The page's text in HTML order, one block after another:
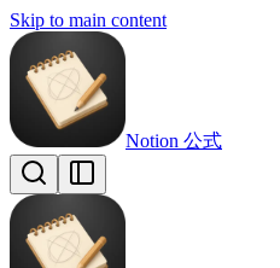
Skip to main content
Notion 公式